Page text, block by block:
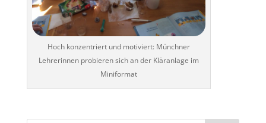
Hoch konzentriert und motiviert: Münchner
Lehrerinnen probieren sich an der Kläranlage im
Miniformat